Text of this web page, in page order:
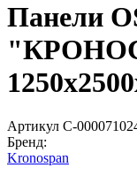
Панели
Артикул С-
Бренд:
Kronospan